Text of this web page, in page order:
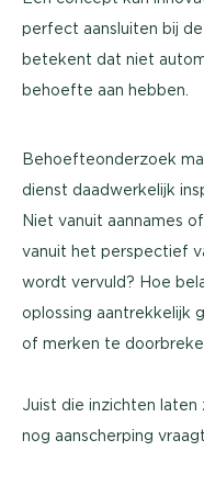
perfect aansluiten bij
betekent dat niet
behoefte aan hebben.
Behoefteonderzoek
dienst daadwerkelijk
Niet vanuit aannames
vanuit het perspectief
wordt vervuld? Hoe
oplossing aantrekkelijk
of merken te
Juist die inzichten
nog aanscherping vraagt.